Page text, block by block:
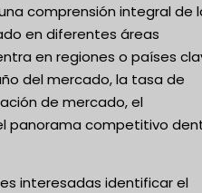
comprensión integral de
en diferentes áreas
en regiones o países
del mercado, la tasa de
de mercado, el
panorama competitivo
interesadas identificar el